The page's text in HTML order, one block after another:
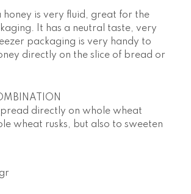
honey is very fluid, great for the
It has a neutral taste, very
packaging is very handy to
directly on the slice of bread or
directly on whole wheat
wheat rusks, but also to sweeten